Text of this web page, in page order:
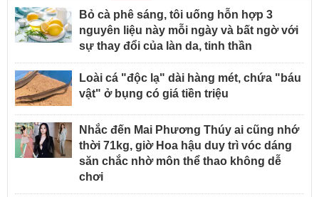
Bỏ cà phê sáng, tôi uống hỗn hợp 3
nguyên liệu này mỗi ngày và bất ngờ với
sự thay đổi của làn da, tinh thần
Loài cá "độc lạ" dài hàng mét, chứa "báu
vật" ở bụng có giá tiền triệu
Nhắc đến Mai Phương Thúy ai cũng nhớ
thời 71kg, giờ Hoa hậu duy trì vóc dáng
săn chắc nhờ môn thể thao không dễ
chơi